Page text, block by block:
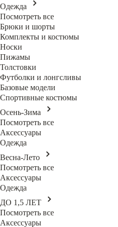
Одежда
Посмотреть все
Брюки и шорты
Комплекты и костюмы
Носки
Пижамы
Толстовки
Футболки и лонгсливы
Базовые модели
Спортивные костюмы
Осень-Зима
Посмотреть все
Аксессуары
Одежда
Весна-Лето
Посмотреть все
Аксессуары
Одежда
ДО 1,5 ЛЕТ
Посмотреть все
Аксессуары